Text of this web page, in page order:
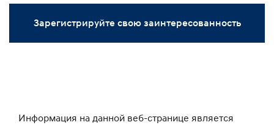
Зарегистрируйте свою заинтересованность
Информация на данной веб-странице является